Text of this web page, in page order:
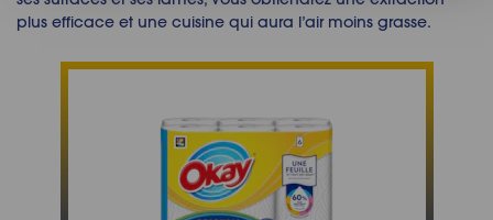
plus efficace et une cuisine qui aura l’air moins grasse.